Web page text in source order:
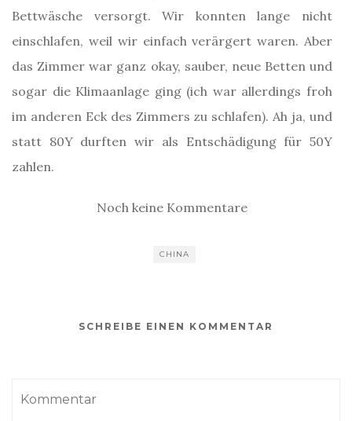
Bettwäsche versorgt. Wir konnten lange nicht
einschlafen, weil wir einfach verärgert waren. Aber
das Zimmer war ganz okay, sauber, neue Betten und
sogar die Klimaanlage ging (ich war allerdings froh
im anderen Eck des Zimmers zu schlafen). Ah ja, und
statt 80Y durften wir als Entschädigung für 50Y
zahlen.
Noch keine Kommentare
CHINA
SCHREIBE EINEN KOMMENTAR